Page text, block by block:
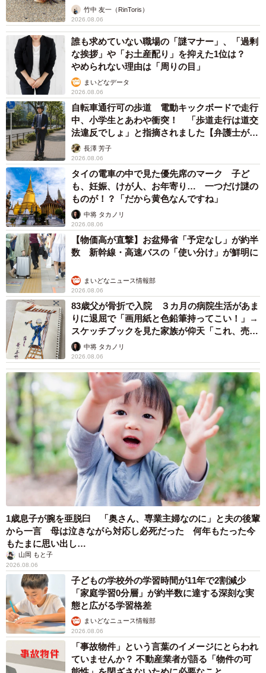
竹中 友一（RinToris）
2026.08.06
誰も求めていない職場の「謎マナー」、「過剰
な挨拶」や「お土産配り」を抑えた1位は？
やめられない理由は「周りの目」
まいどなデータ
2026.08.06
自転車通行可の歩道 電動キックボードで走行
中、小学生とあわや衝突！ 「歩道走行は道交
法違反でしょ」と指摘されました【弁護士が解
説】長澤 芳子
2026.08.06
タイの電車の中で見た優先席のマーク 子ど
も、妊娠、けが人、お年寄り… 一つだけ謎の
ものが！？「だから黄色なんですね」
中将 タカノリ
2026.08.06
【物価高が直撃】お盆帰省「予定なし」が約半
数 新幹線・高速バスの「使い分け」が鮮明に
まいどなニュース情報部
2026.08.06
83歳父が骨折で入院 ３カ月の病院生活があま
りに退屈で「画用紙と色鉛筆持ってこい！」→
スケッチブックを見た家族が仰天「これ、売れ
ますよ…」
中将 タカノリ
2026.08.06
1歳息子が腕を亜脱臼 「奥さん、専業主婦なのに」と夫の後輩
から一言 母は泣きながら対応し必死だった 何年もたった今
もたまに思い出し…
山岡 もと子
2026.08.06
子どもの学校外の学習時間が11年で2割減少
「家庭学習0分層」が約半数に達する深刻な実
態と広がる学習格差
まいどなニュース情報部
2026.08.06
「事故物件」という言葉のイメージにとらわれ
ていませんか？ 不動産業者が語る「物件の可